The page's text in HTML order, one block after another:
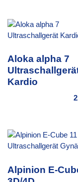
Aloka alpha 7
Kardio
Alpinion E-